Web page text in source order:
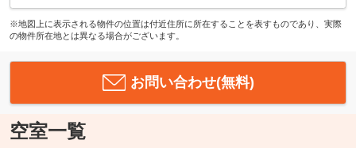
※地図上に表示される物件の位置は付近住所に所在することを表すものであり、実際
の物件所在地とは異なる場合がございます。
お問い合わせ(無料)
空室一覧